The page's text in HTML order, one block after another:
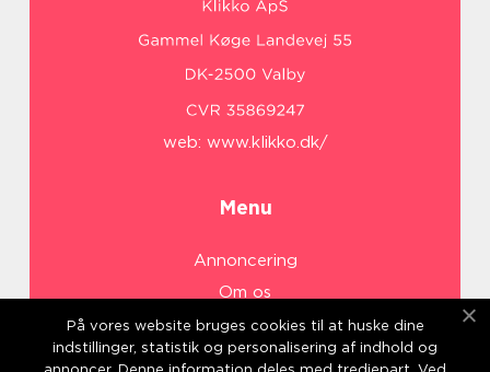
web: www.klikko.dk/
Menu
Annoncering
Om os
Cookies
Kontakt os
På vores website bruges cookies til at huske dine
indstillinger, statistik og personalisering af indhold og